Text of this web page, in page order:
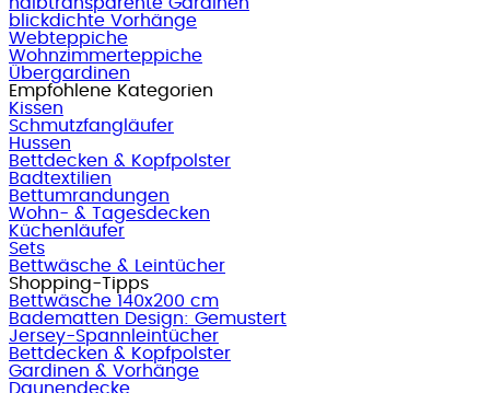
blickdichte Vorhänge
Webteppiche
Wohnzimmerteppiche
Übergardinen
Empfohlene Kategorien
Kissen
Schmutzfangläufer
Hussen
Bettdecken & Kopfpolster
Badtextilien
Bettumrandungen
Wohn- & Tagesdecken
Küchenläufer
Sets
Bettwäsche & Leintücher
Shopping-Tipps
Bettwäsche 140x200 cm
Badematten Design: Gemustert
Jersey-Spannleintücher
Bettdecken & Kopfpolster
Gardinen & Vorhänge
Daunendecke